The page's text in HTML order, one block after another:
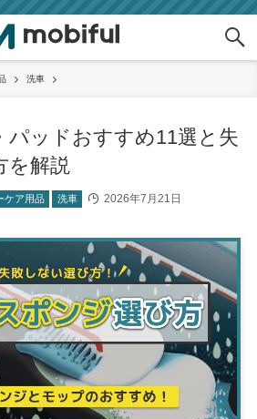
洗車
パッドおすすめ11選と失
を解説
ケア用品 洗車 2026年7月21日